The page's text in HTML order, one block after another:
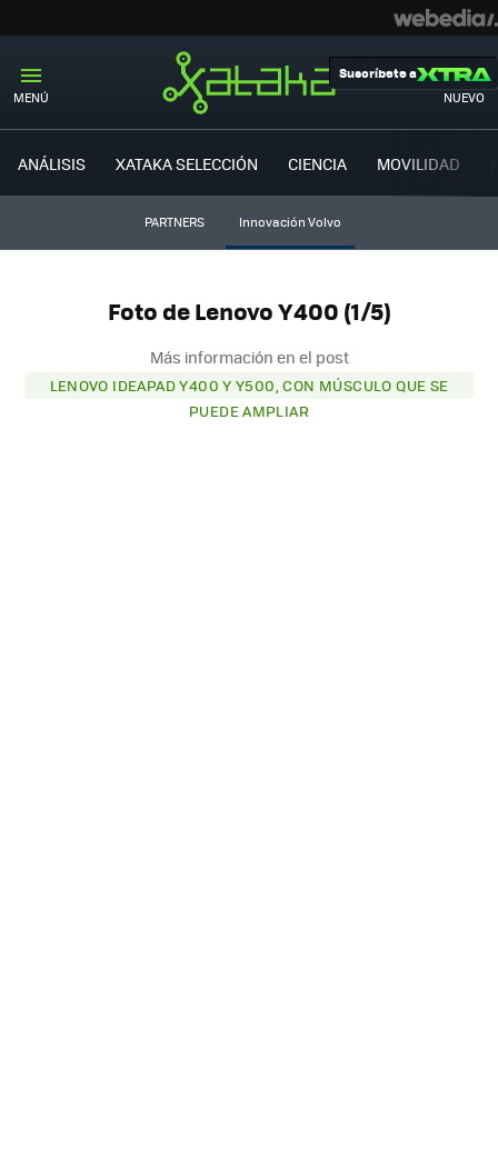
MENÚ NUEVO
Suscríbete a
ANÁLISIS XATAKA SELECCIÓN CIENCIA MOVILIDAD
PARTNERS Innovación Volvo
Foto de Lenovo Y400 (1/5)
Más información en el post
LENOVO IDEAPAD Y400 Y Y500, CON MÚSCULO QUE SE
PUEDE AMPLIAR